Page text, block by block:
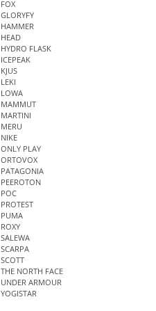
FOX
GLORYFY
HAMMER
HEAD
HYDRO FLASK
ICEPEAK
KJUS
LEKI
LOWA
MAMMUT
MARTINI
MERU
NIKE
ONLY PLAY
ORTOVOX
PATAGONIA
PEEROTON
POC
PROTEST
PUMA
ROXY
SALEWA
SCARPA
SCOTT
THE NORTH FACE
UNDER ARMOUR
YOGISTAR